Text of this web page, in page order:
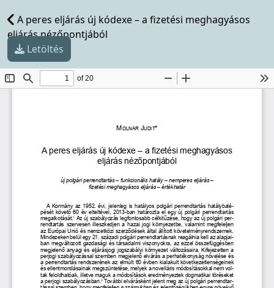
A peres eljárás új kódexe – a fizetési meghagyásos
eljárás nézőpontjából
Letöltés